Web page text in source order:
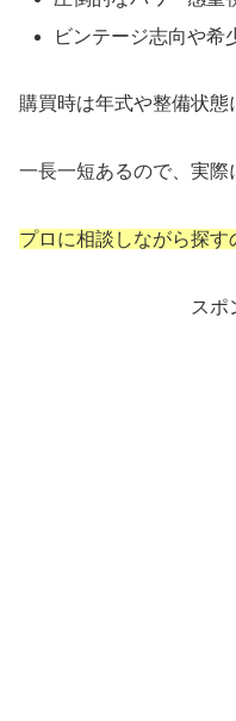
ビンテージ志向や希
購買時は年式や整備状態
一長一短あるので、実際
プロに相談しながら探す
スポ